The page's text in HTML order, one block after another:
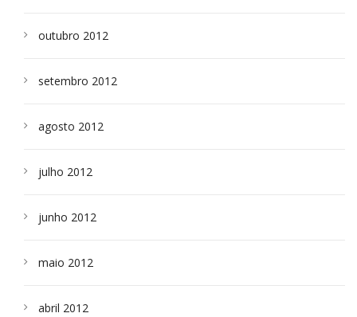
outubro 2012
setembro 2012
agosto 2012
julho 2012
junho 2012
maio 2012
abril 2012